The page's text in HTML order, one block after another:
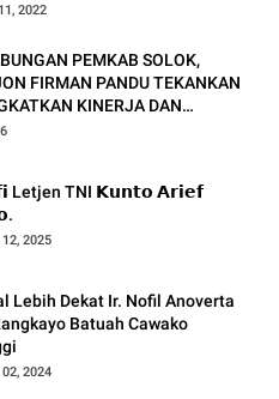
2022
PEMKAB SOLOK,
FIRMAN PANDU TEKANKAN
KINERJA DAN
MASYARAKAT.
Letjen TNI 𝗞𝘂𝗻𝘁𝗼 𝗔𝗿𝗶𝗲𝗳
2025
Lebih Dekat Ir. Nofil Anoverta
Batuah Cawako
2024